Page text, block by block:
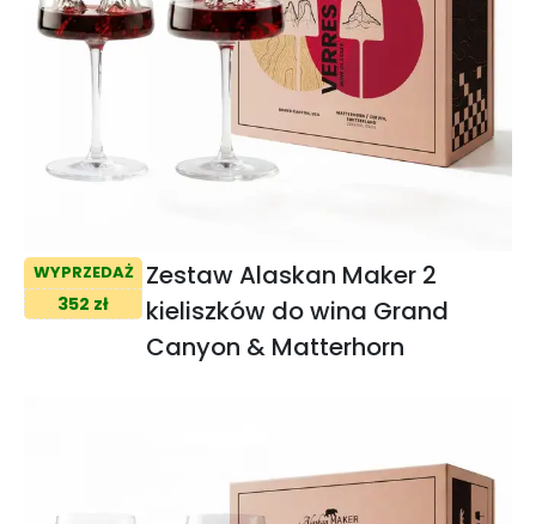
WYPRZEDAŻ
352 zł
Zestaw Alaskan Maker 2
kieliszków do wina Grand
Canyon & Matterhorn